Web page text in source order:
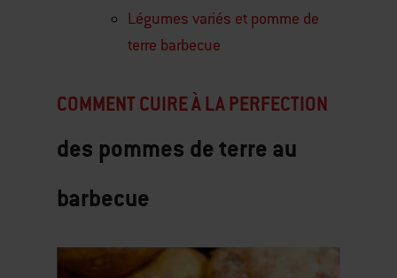
Légumes variés et pomme de
terre barbecue
COMMENT CUIRE À LA PERFECTION
des pommes de terre au
barbecue